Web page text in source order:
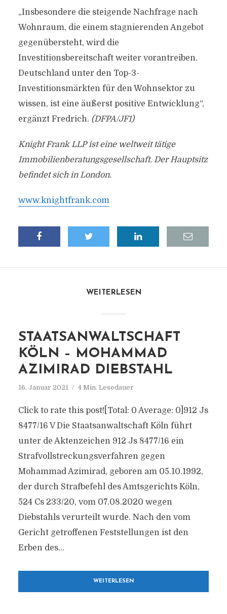
„Insbesondere die steigende Nachfrage nach
Wohnraum, die einem stagnierenden Angebot
gegenübersteht, wird die
Investitionsbereitschaft weiter vorantreiben.
Deutschland unter den Top-3-
Investitionsmärkten für den Wohnsektor zu
wissen, ist eine äußerst positive Entwicklung“,
ergänzt Fredrich. (DFPA/JF1)
Knight Frank LLP ist eine weltweit tätige
Immobilienberatungsgesellschaft. Der Hauptsitz
befindet sich in London.
www.knightfrank.com
WEITERLESEN
STAATSANWALTSCHAFT
KÖLN – MOHAMMAD
AZIMIRAD DIEBSTAHL
16. Januar 2021 4 Min. Lesedauer
Click to rate this post![Total: 0 Average: 0]912 Js
8477/​16 V Die Staatsanwaltschaft Köln führt
unter de Aktenzeichen 912 Js 8477/​16 ein
Strafvollstreckungsverfahren gegen
Mohammad Azimirad, geboren am 05.10.1992,
der durch Strafbefehl des Amtsgerichts Köln,
524 Cs 233/​20, vom 07.08.2020 wegen
Diebstahls verurteilt wurde. Nach den vom
Gericht getroffenen Feststellungen ist den
Erben des...
WEITERLESEN